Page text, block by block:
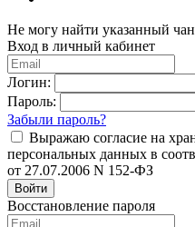
Не могу найти указанный
Вход в личный кабинет
Логин:
Пароль:
Забыли пароль?
Выражаю согласие на
персональных данных в
от 27.07.2006 N 152-ФЗ
Войти
Восстановление пароля